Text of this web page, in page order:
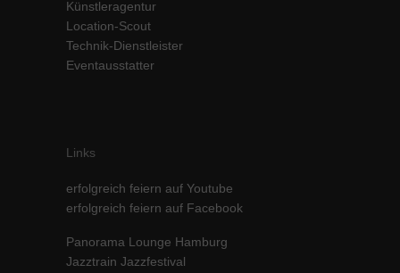
Künstleragentur
Location-Scout
Technik-Dienstleister
Eventausstatter
Links
erfolgreich feiern auf Youtube
erfolgreich feiern auf Facebook
Panorama Lounge Hamburg
Jazztrain Jazzfestival
Inhalte von Videoplattformen und Social-Media-Plattformen werden
werden, bedarf der Zugriff auf diese Inhalte keiner manuellen Einwilligung